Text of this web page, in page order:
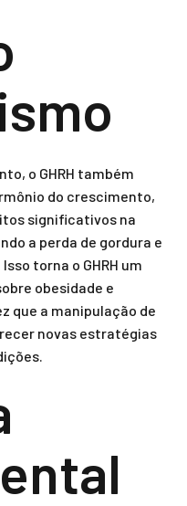
o GHRH também
do crescimento,
significativos na
a perda de gordura e
torna o GHRH um
obesidade e
que a manipulação de
novas estratégias